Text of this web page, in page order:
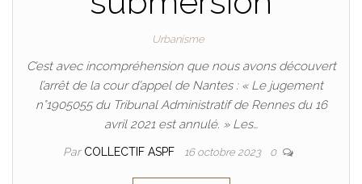
Urbanisme
C’est avec incompréhension que nous avons découvert
l’arrêt de la cour d’appel de Nantes : « Le jugement
n°1905055 du Tribunal Administratif de Rennes du 16
avril 2021 est annulé. » Les…
Par COLLECTIF ASPF 16 octobre 2023 0